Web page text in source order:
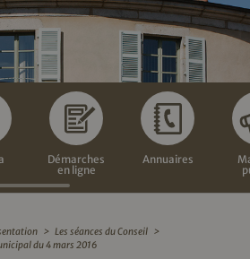
Démarches
en ligne
Annuaires
> Les séances du Conseil >
du 4 mars 2016